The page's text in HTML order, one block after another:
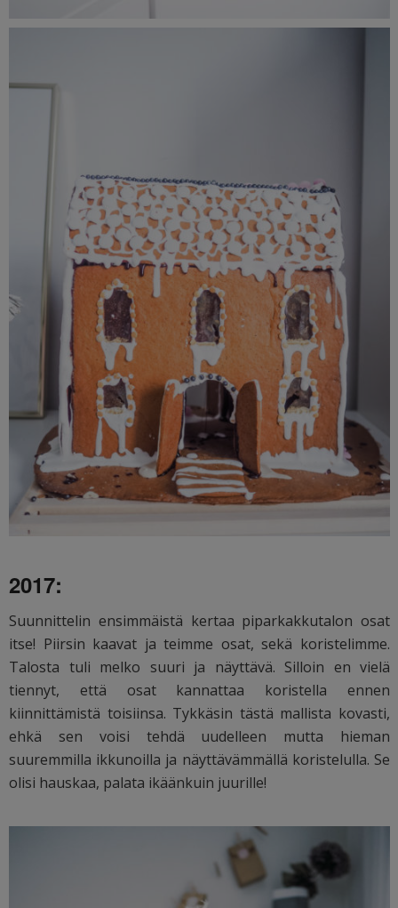
2017:
Suunnittelin ensimmäistä kertaa piparkakkutalon osat
itse! Piirsin kaavat ja teimme osat, sekä koristelimme.
Talosta tuli melko suuri ja näyttävä. Silloin en vielä
tiennyt, että osat kannattaa koristella ennen
kiinnittämistä toisiinsa. Tykkäsin tästä mallista kovasti,
ehkä sen voisi tehdä uudelleen mutta hieman
suuremmilla ikkunoilla ja näyttävämmällä koristelulla. Se
olisi hauskaa, palata ikäänkuin juurille!